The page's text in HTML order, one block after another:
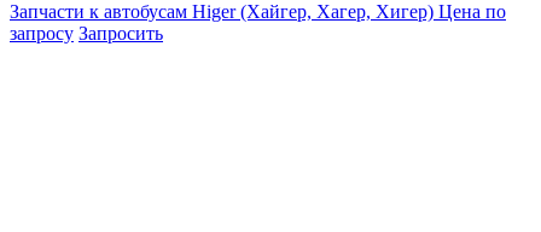
Запчасти к автобусам Higer (Хайгер, Хагер, Хигер) Цена по
запросу Запросить